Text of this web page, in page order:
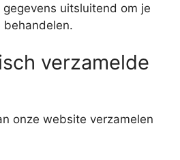
uitsluitend om je
behandelen.
verzamelde
onze website verzamelen